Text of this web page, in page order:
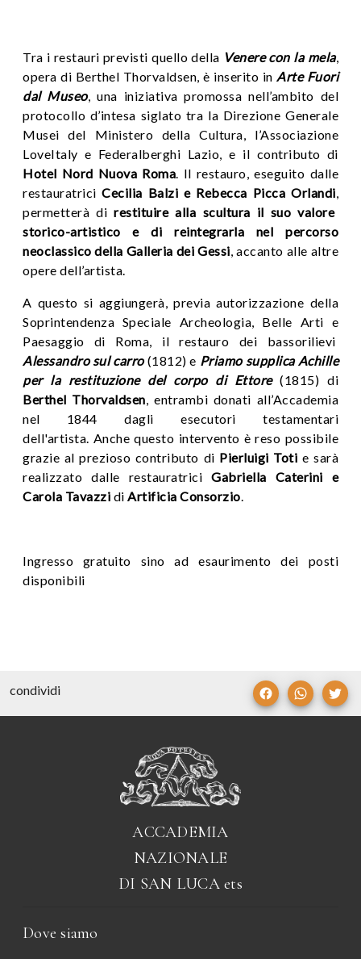
Tra i restauri previsti quello della Venere con la mela,
opera di Berthel Thorvaldsen, è inserito in Arte Fuori
dal Museo, una iniziativa promossa nell’ambito del
protocollo d’intesa siglato tra la Direzione Generale
Musei del Ministero della Cultura, l’Associazione
LoveItaly e Federalberghi Lazio, e il contributo di
Hotel Nord Nuova Roma. Il restauro,eseguito dalle
restauratriciCecilia Balzi e Rebecca Picca Orlandi,
permetterà di restituire alla scultura il suo valore
storico-artistico e di reintegrarla nel percorso
neoclassico della Galleria dei Gessi, accanto alle altre
opere dell’artista.
A questo si aggiungerà, previa autorizzazione della
Soprintendenza Speciale Archeologia, Belle Arti e
Paesaggio di Roma, il restauro dei bassorilievi
Alessandro sul carro(1812) e Priamo supplica Achille
per la restituzione del corpo di Ettore(1815) di
Berthel Thorvaldsen, entrambi donati all’Accademia
nel 1844 dagli esecutori testamentari
dell'artista. Anche questo intervento è reso possibile
grazie al prezioso contributo di Pierluigi Toti e sarà
realizzato dalle restauratrici Gabriella Caterini e
Carola Tavazzi di Artificia Consorzio.
Ingresso gratuito sino ad esaurimento dei posti
disponibili
condividi
ACCADEMIA
NAZIONALE
DI SAN LUCAets
Dove siamo